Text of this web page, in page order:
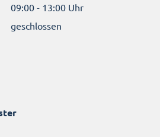
09:00 - 13:00 Uhr
geschlossen